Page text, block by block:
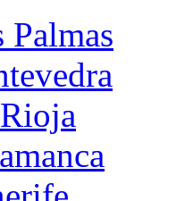
Palmas